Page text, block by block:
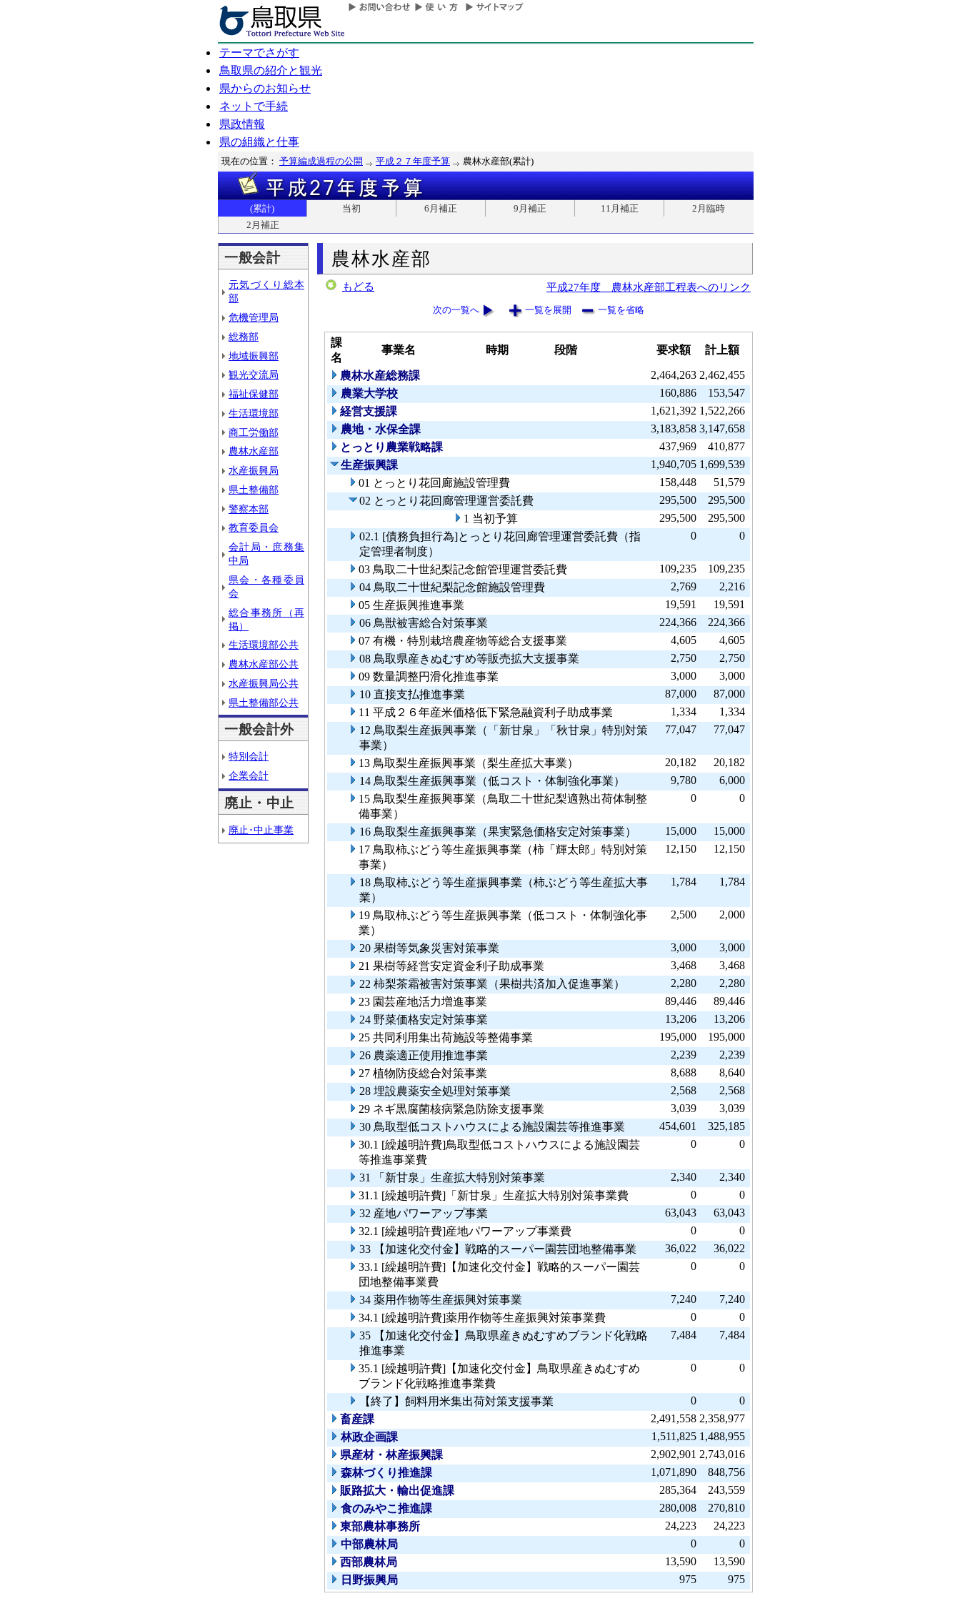
テーマでさがす
鳥取県の紹介と観光
県からのお知らせ
ネットで手続
県政情報
県の組織と仕事
現在の位置： 予算編成過程の公開 平成２７年度予算 農林水産部(累計)
(累計) 当初 6月補正 9月補正 11月補正
2月臨時
2月補正
一般会計
元気づくり総本
部
危機管理局
総務部
地域振興部
観光交流局
福祉保健部
生活環境部
商工労働部
農林水産部
水産振興局
県土整備部
警察本部
教育委員会
会計局・庶務集
中局
県会・各種委員
会
総合事務所（再
掲）
生活環境部公共
農林水産部公共
水産振興局公共
県土整備部公共
一般会計外
特別会計
企業会計
廃止・中止
廃止･中止事業
農林水産部
もどる 平成27年度 農林水産部工程表へのリンク
次の一覧へ 一覧を展開 一覧を省略
課
名
事業名 時期 段階 要求額 計上額
農林水産総務課 2,464,263 2,462,455
農業大学校
160,886
153,547
経営支援課
1,621,392 1,522,266
農地・水保全課
3,183,858 3,147,658
とっとり農業戦略課
437,969
410,877
生産振興課
1,940,705 1,699,539
01 とっとり花回廊施設管理費
158,448
51,579
02 とっとり花回廊管理運営委託費
295,500
295,500
1 当初予算
295,500
295,500
02.1 [債務負担行為]とっとり花回廊管理運営委託費（指
定管理者制度）
0 0
03 鳥取二十世紀梨記念館管理運営委託費 109,235
109,235
04 鳥取二十世紀梨記念館施設管理費
2,769
2,216
05 生産振興推進事業
19,591
19,591
06 鳥獣被害総合対策事業
224,366
224,366
07 有機・特別栽培農産物等総合支援事業
4,605
4,605
08 鳥取県産きぬむすめ等販売拡大支援事業
2,750
2,750
09 数量調整円滑化推進事業
3,000
3,000
10 直接支払推進事業
87,000
87,000
11 平成２６年産米価格低下緊急融資利子助成事業
1,334
1,334
12 鳥取梨生産振興事業（「新甘泉」「秋甘泉」特別対策
事業）
77,047 77,047
13 鳥取梨生産振興事業（梨生産拡大事業） 20,182
20,182
14 鳥取梨生産振興事業（低コスト・体制強化事業）
9,780
6,000
15 鳥取梨生産振興事業（鳥取二十世紀梨適熟出荷体制整
備事業）
0 0
16 鳥取梨生産振興事業（果実緊急価格安定対策事業） 15,000
15,000
17 鳥取柿ぶどう等生産振興事業（柿「輝太郎」特別対策
事業）
12,150 12,150
18 鳥取柿ぶどう等生産振興事業（柿ぶどう等生産拡大事
業）
1,784 1,784
19 鳥取柿ぶどう等生産振興事業（低コスト・体制強化事
業）
2,500 2,000
20 果樹等気象災害対策事業 3,000
3,000
21 果樹等経営安定資金利子助成事業
3,468
3,468
22 柿梨茶霜被害対策事業（果樹共済加入促進事業）
2,280
2,280
23 園芸産地活力増進事業
89,446
89,446
24 野菜価格安定対策事業
13,206
13,206
25 共同利用集出荷施設等整備事業
195,000
195,000
26 農薬適正使用推進事業
2,239
2,239
27 植物防疫総合対策事業
8,688
8,640
28 埋設農薬安全処理対策事業
2,568
2,568
29 ネギ黒腐菌核病緊急防除支援事業
3,039
3,039
30 鳥取型低コストハウスによる施設園芸等推進事業
454,601
325,185
30.1 [繰越明許費]鳥取型低コストハウスによる施設園芸
等推進事業費
0 0
31 「新甘泉」生産拡大特別対策事業 2,340
2,340
31.1 [繰越明許費]「新甘泉」生産拡大特別対策事業費
0
0
32 産地パワーアップ事業
63,043
63,043
32.1 [繰越明許費]産地パワーアップ事業費
0
0
33 【加速化交付金】戦略的スーパー園芸団地整備事業
36,022
36,022
33.1 [繰越明許費]【加速化交付金】戦略的スーパー園芸
団地整備事業費
0 0
34 薬用作物等生産振興対策事業 7,240
7,240
34.1 [繰越明許費]薬用作物等生産振興対策事業費
0
0
35 【加速化交付金】鳥取県産きぬむすめブランド化戦略
推進事業
7,484 7,484
35.1 [繰越明許費]【加速化交付金】鳥取県産きぬむすめ
ブランド化戦略推進事業費
0 0
【終了】飼料用米集出荷対策支援事業 0
0
畜産課
2,491,558 2,358,977
林政企画課
1,511,825 1,488,955
県産材・林産振興課
2,902,901 2,743,016
森林づくり推進課
1,071,890
848,756
販路拡大・輸出促進課
285,364
243,559
食のみやこ推進課
280,008
270,810
東部農林事務所
24,223
24,223
中部農林局
0
0
西部農林局
13,590
13,590
日野振興局
975 975